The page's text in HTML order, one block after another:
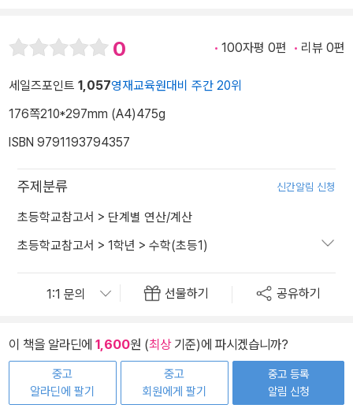
0 100자평 0편 리뷰 0편
세일즈포인트 1,057영재교육원대비 주간 20위
176쪽210*297mm (A4)475g
ISBN 9791193794357
주제분류 신간알림 신청
초등학교참고서 > 단계별 연산/계산
초등학교참고서 > 1학년 > 수학(초등1)
선물하기 공유하기
이 책을 알라딘에 1,600원 (최상기준)에 파시겠습니까?
중고
알라딘에 팔기
중고
회원에게 팔기
중고 등록
알림 신청